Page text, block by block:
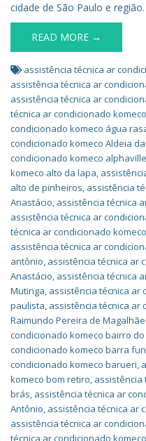
cidade de São Paulo e
READ MORE →
assistência técnica ar
assistência técnica ar
assistência técnica ar
técnica ar condicionado
condicionado komeco água
condicionado komeco Aldeia
condicionado komeco alphaville
komeco alto da lapa,
alto de pinheiros, assistência
Anastácio, assistência técnica
assistência técnica ar
técnica ar condicionado
assistência técnica ar
antônio, assistência técnica ar
Anastácio, assistência técnica
Mutinga, assistência técnica ar
paulista, assistência técnica ar
Raimundo Pereira de
condicionado komeco bairro do
condicionado komeco barra
condicionado komeco barueri,
komeco bom retiro, assistência
brás, assistência técnica ar
Antônio, assistência técnica ar
assistência técnica ar
técnica ar condicionado